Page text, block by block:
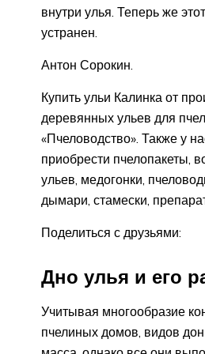
внутри улья. Теперь же
устранен.
Антон Сорокин.
Купить ульи Калинка от
деревянных ульев для
«Пчеловодство». Также у
приобрести пчелопакеты,
ульев, медогонки,
дымари, стамески,
Поделиться с друзьями:
Дно улья и его
Учитывая многообразие
пчелиных домов, видов